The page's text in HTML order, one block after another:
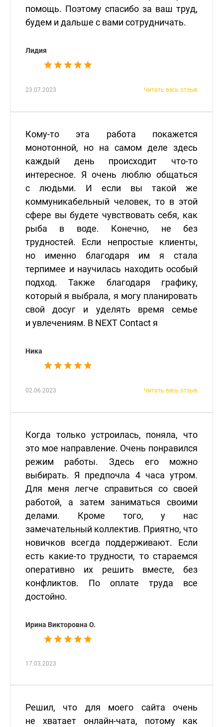
помощь. Поэтому спасибо за ваш труд,
будем и дальше с вами сотрудничать.
Лидия
23.07.2023 Читать весь отзыв
Кому-то эта работа покажется
монотонной, но на самом деле здесь
каждый день происходит что-то
интересное. Я очень люблю общаться
с людьми. И если вы такой же
коммуникабельный человек, то в этой
сфере вы будете чувствовать себя, как
рыба в воде. Конечно, не без
трудностей. Если непростые клиенты,
но именно благодаря им я стала
терпимее и научилась находить особый
подход. Также благодаря графику,
который я выбрала, я могу планировать
свой досуг и уделять время семье
и увлечениям. В NEXT Contact я
Ника
02.06.2023 Читать весь отзыв
Когда только устроилась, поняла, что
это мое направление. Очень понравился
режим работы. Здесь его можно
выбирать. Я предпочла 4 часа утром.
Для меня легче справиться со своей
работой, а затем заниматься своими
делами. Кроме того, у нас
замечательный коллектив. Приятно, что
новичков всегда поддерживают. Если
есть какие-то трудности, то стараемся
оперативно их решить вместе, без
конфликтов. По оплате труда все
достойно.
Ирина Викторовна О.
17.03.2023
Решил, что для моего сайта очень
не хватает онлайн-чата, потому как